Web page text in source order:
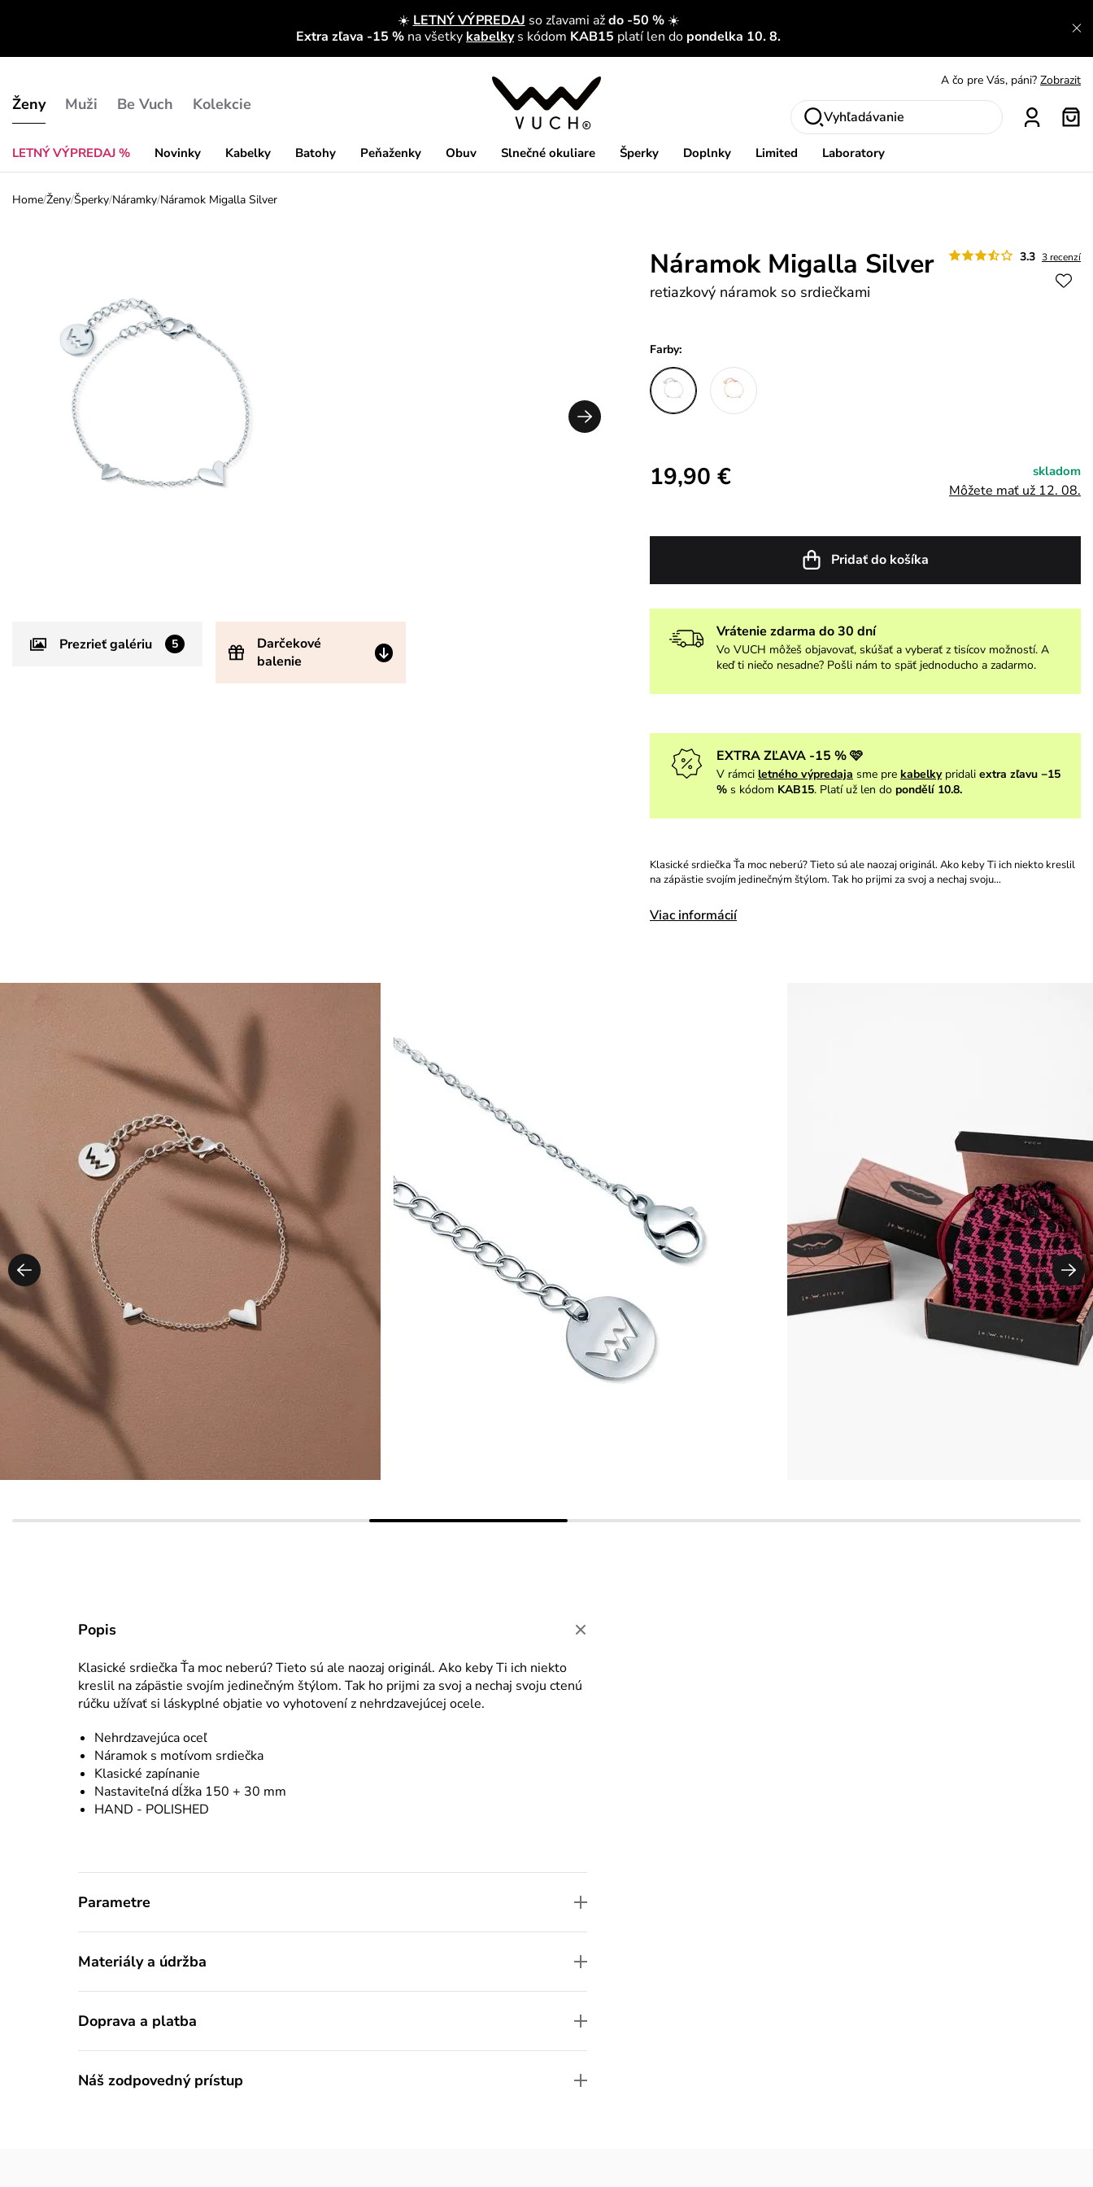
☀️ LETNÝ VÝPREDAJ so zľavami aždo -50 %☀️
Extra zľava -15 % na všetky kabelky s kódom KAB15 platí len do pondelka 10. 8.
Ženy
LETNÝ VÝPREDAJ % Novinky Kabelky Batohy Peňaženky Obuv Slnečné okuliare Šperky Doplnky Limited Laboratory
Muži Be Vuch Kolekcie
A čo pre Vás, páni? Zobrazit
S čím chybu neurobíš? Pozri
Výmena a vrátenie zadarmo Zobraziť
Vyhľadávanie
Home/Ženy/Šperky/Náramky/Náramok Migalla Silver
Prezrieť galériu 5
Darčekové
balenie
3.3 3 recenzí
Náramok Migalla Silver
retiazkový náramok so srdiečkami
Farby:
19,90 € skladom
Môžete mať už 12. 08.
Pridať do košíka
Vrátenie zdarma do 30 dní
Vo VUCH môžeš objavovať, skúšať a vyberať z tisícov možností. A
keď ti niečo nesadne? Pošli nám to späť jednoducho a zadarmo.
EXTRA ZĽAVA -15 % 🩷
V rámci letného výpredaja sme pre kabelky pridali extra zľavu −15
%s kódom KAB15. Platí už len do pondělí 10.8.
Klasické srdiečka Ťa moc neberú? Tieto sú ale naozaj originál. Ako keby Ti ich niekto kreslil
na zápästie svojím jedinečným štýlom. Tak ho prijmi za svoj a nechaj svoju…
Viac informácií
Popis
Klasické srdiečka Ťa moc neberú? Tieto sú ale naozaj originál. Ako keby Ti ich niekto
kreslil na zápästie svojím jedinečným štýlom. Tak ho prijmi za svoj a nechaj svoju ctenú
rúčku užívať si láskyplné objatie vo vyhotovení z nehrdzavejúcej ocele.
Nehrdzavejúca oceľ
Náramok s motívom srdiečka
Klasické zapínanie
Nastaviteľná dĺžka 150 + 30 mm
HAND - POLISHED
Parametre
Materiály a údržba
Doprava a platba
Náš zodpovedný prístup